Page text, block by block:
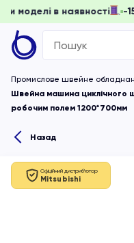
доки моделі в
Search
for:
Промислове швейне
Швейна машина циклічного
робочим полем 1200*700мм
Назад
Офіційний дистриб'ютор
Mitsubishi